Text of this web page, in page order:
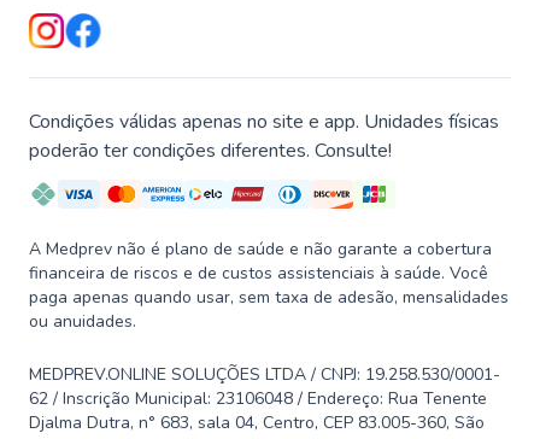
Condições válidas apenas no site e app. Unidades físicas
poderão ter condições diferentes. Consulte!
A Medprev não é plano de saúde e não garante a cobertura
financeira de riscos e de custos assistenciais à saúde. Você
paga apenas quando usar, sem taxa de adesão, mensalidades
ou anuidades.
MEDPREV.ONLINE SOLUÇÕES LTDA / CNPJ: 19.258.530/0001-
62 / Inscrição Municipal: 23106048 / Endereço: Rua Tenente
Djalma Dutra, n° 683, sala 04, Centro, CEP 83.005-360, São